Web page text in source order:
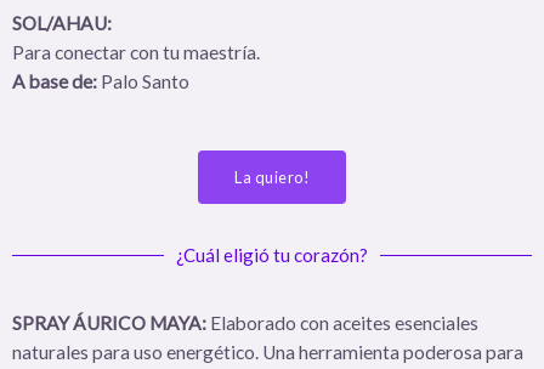
SOL/AHAU:
Para conectar con tu maestría.
A base de: Palo Santo
La quiero!
¿Cuál eligió tu corazón?
SPRAY ÁURICO MAYA: Elaborado con aceites esenciales
naturales para uso energético. Una herramienta poderosa para